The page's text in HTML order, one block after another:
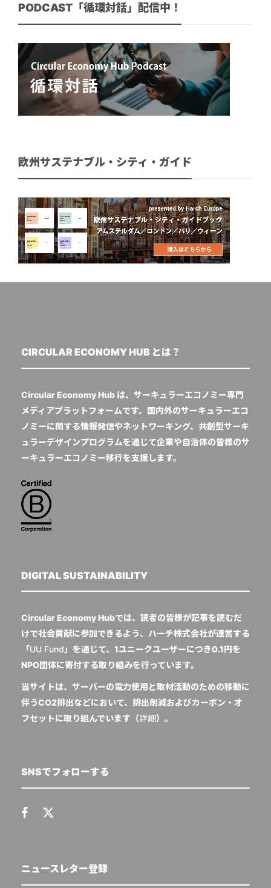
PODCAST「循環対話」配信中！
欧州サステナブル・シティ・ガイド
CIRCULAR ECONOMY HUB とは？
Circular Economy Hub は、サーキュラーエコノミー専門
メディアプラットフォームです。国内外のサーキュラーエコ
ノミーに関する情報発信やネットワーキング、共創型サーキ
ュラーデザインプログラムを通じて企業や自治体の皆様のサ
ーキュラーエコノミー移行を支援します。
DIGITAL SUSTAINABILITY
Circular Economy Hubでは、読者の皆様が記事を読むだ
けで社会貢献に参加できるよう、ハーチ株式会社が運営する
「UU Fund 」を通じて、1ユニークユーザーにつき0.1円を
NPO団体に寄付する取り組みを行っています。
当サイトは、サーバーの電力使用と取材活動のための移動に
伴うCO2排出などにおいて、排出削減およびカーボン・オ
フセットに取り組んでいます（詳細）。
SNSでフォローする
ニュースレター登録